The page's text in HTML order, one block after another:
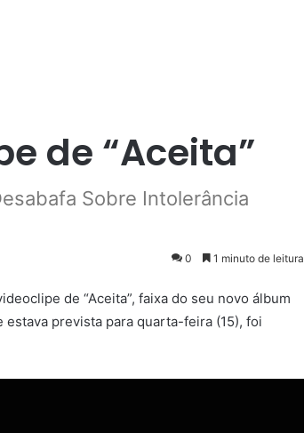
de “Aceita”
Sobre Intolerância
0 1 minuto de leitura
de “Aceita”, faixa do seu novo álbum
estava prevista para quarta-feira (15), foi